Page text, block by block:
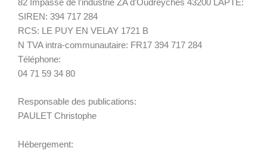
82 Impasse de l’industrie ZA d’Oudreyches 43200 LAPTE:
SIREN: 394 717 284
RCS: LE PUY EN VELAY 1721 B
N TVA intra-communautaire: FR17 394 717 284
Téléphone:
04 71 59 34 80
Responsable des publications:
PAULET Christophe
Hébergement: